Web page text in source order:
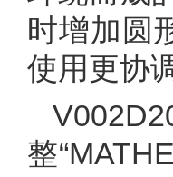
时增加圆
使用更协
整